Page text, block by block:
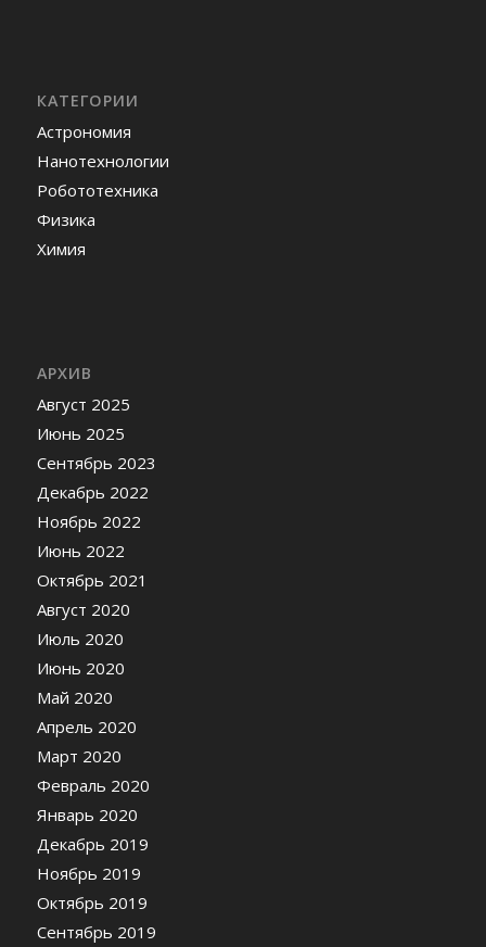
КАТЕГОРИИ
Астрономия
Нанотехнологии
Робототехника
Физика
Химия
АРХИВ
Август 2025
Июнь 2025
Сентябрь 2023
Декабрь 2022
Ноябрь 2022
Июнь 2022
Октябрь 2021
Август 2020
Июль 2020
Июнь 2020
Май 2020
Апрель 2020
Март 2020
Февраль 2020
Январь 2020
Декабрь 2019
Ноябрь 2019
Октябрь 2019
Сентябрь 2019